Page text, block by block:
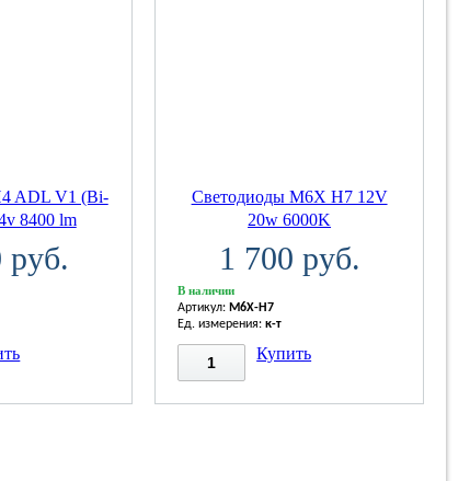
ADL V1 (Bi-
8400 lm
руб.
Светодиоды M6X H7 12V
20w 6000K
1 700 руб.
В наличии
Артикул: M6X-H7
Ед. измерения:к-т
Купить